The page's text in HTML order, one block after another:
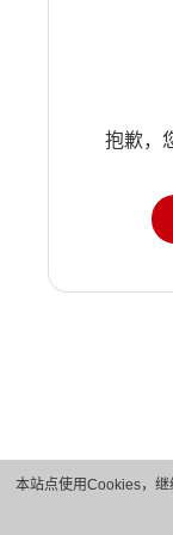
本站点使用Cookies，
抱歉，
版权所有 © 华为技术